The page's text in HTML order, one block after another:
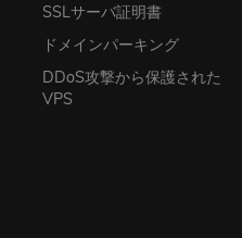
SSLサーバ証明書
ドメインパーキング
DDoS攻撃から保護された
VPS